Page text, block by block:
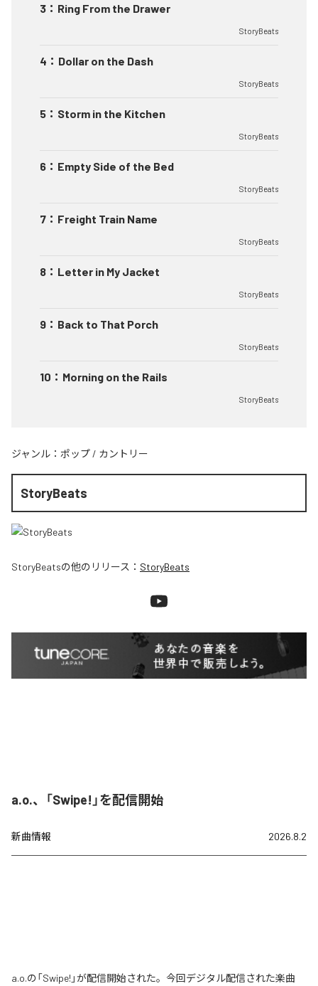
3 ： Ring From the Drawer
StoryBeats
4 ： Dollar on the Dash
StoryBeats
5 ： Storm in the Kitchen
StoryBeats
6 ： Empty Side of the Bed
StoryBeats
7 ： Freight Train Name
StoryBeats
8 ： Letter in My Jacket
StoryBeats
9 ： Back to That Porch
StoryBeats
10 ： Morning on the Rails
StoryBeats
ジャンル： ポップ / カントリー
StoryBeats
StoryBeatsの他のリリース： StoryBeats
a.o.、「Swipe!」を配信開始
新曲情報 2026.8.2
a.o.の「Swipe!」が配信開始された。今回デジタル配信された楽曲